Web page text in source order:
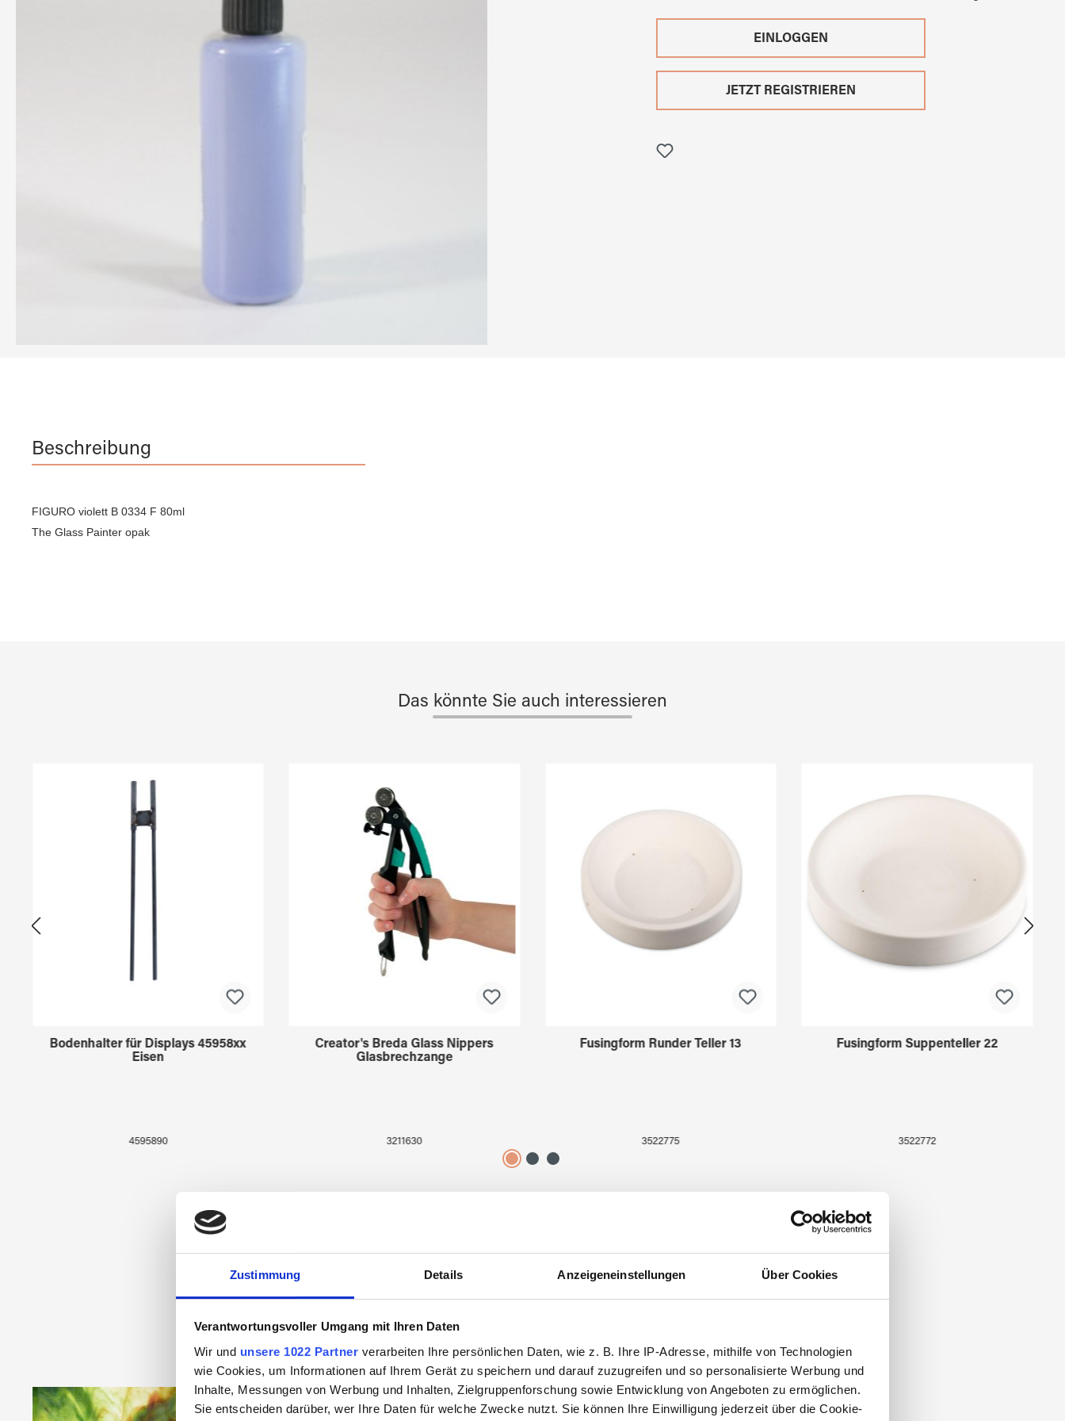
Zustimmung Details Anzeigeneinstellungen Über Cookies
Verantwortungsvoller Umgang mit Ihren Daten
Wir und unsere 1022 Partner verarbeiten Ihre persönlichen Daten, wie z. B. Ihre IP-Adresse, mithilfe von Technologien
wie Cookies, um Informationen auf Ihrem Gerät zu speichern und darauf zuzugreifen und so personalisierte Werbung und
Inhalte, Messungen von Werbung und Inhalten, Zielgruppenforschung sowie Entwicklung von Angeboten zu ermöglichen.
Sie entscheiden darüber, wer Ihre Daten für welche Zwecke nutzt. Sie können Ihre Einwilligung jederzeit über die Cookie-
EINLOGGEN
JETZT REGISTRIEREN
Beschreibung
FIGURO violett B 0334 F 80ml
The Glass Painter opak
Das könnte Sie auch interessieren
Bodenhalter für Displays 45958xx
Eisen
4595890
Creator's Breda Glass Nippers
Glasbrechzange
3211630
Fusingform Runder Teller 13
3522775
Fusingform Suppenteller 22
3522772
Zuletzt angesehen
Produktgalerie überspringen
SALE